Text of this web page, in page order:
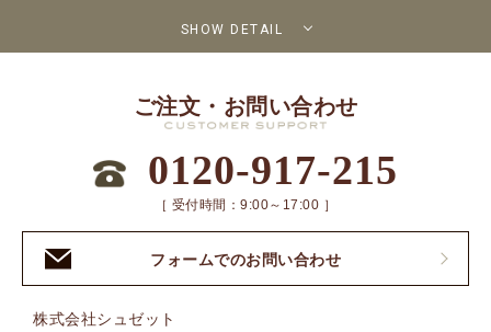
SHOW DETAIL
ご注文・お問い合わせ
0120-917-215
［ 受付時間：9:00～17:00 ］
フォームでのお問い合わせ
株式会社シュゼット